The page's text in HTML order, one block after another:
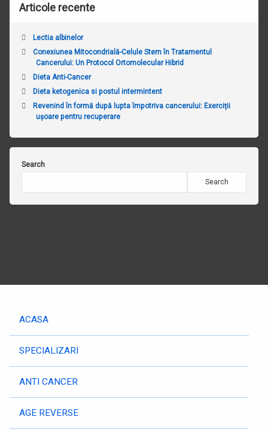
Articole recente
Lectia albinelor
Conexiunea Mitocondrială-Celule Stem în Tratamentul
Cancerului: Un Protocol Ortomolecular Hibrid ​
Dieta Anti-Cancer
Dieta ketogenica si postul intermintent
Revenind în formă după lupta împotriva cancerului: Exerciții
ușoare pentru recuperare
Search
Search
ACASA
SPECIALIZARI
ANTI CANCER
AGE REVERSE